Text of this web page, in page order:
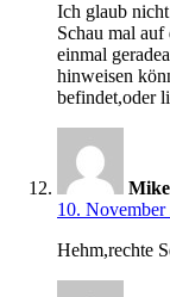
Ich glaub
Schau mal auf
einmal
hinweisen
befindet,oder
Mike
10.
Hehm,rechte